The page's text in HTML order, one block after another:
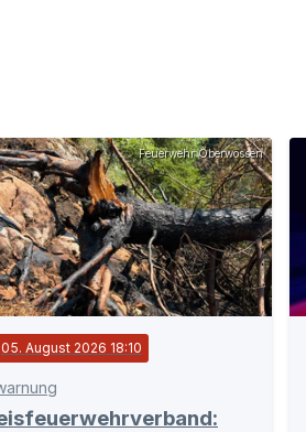
Feuerwehr Oberwössen
05. August 2026 18:10